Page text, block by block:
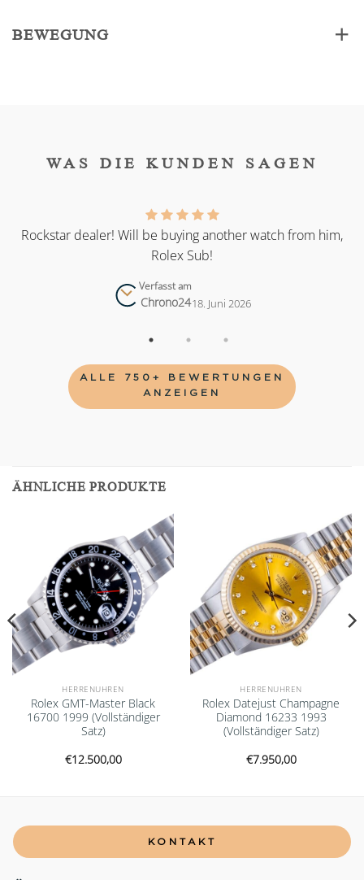
BEWEGUNG
WAS DIE KUNDEN SAGEN
Rockstar dealer! Will be buying another watch from him,
Rolex Sub!
Verfasst am
Chrono2418. Juni 2026
ALLE 750+ BEWERTUNGEN
ANZEIGEN
ÄHNLICHE PRODUKTE
Add to
wishlist
HERRENUHREN
Rolex GMT-Master Black
16700 1999 (Vollständiger
Satz)
€12.500,00
Add to
wishlist
HERRENUHREN
Rolex Datejust Champagne
Diamond 16233 1993
(Vollständiger Satz)
€7.950,00
KONTAKT